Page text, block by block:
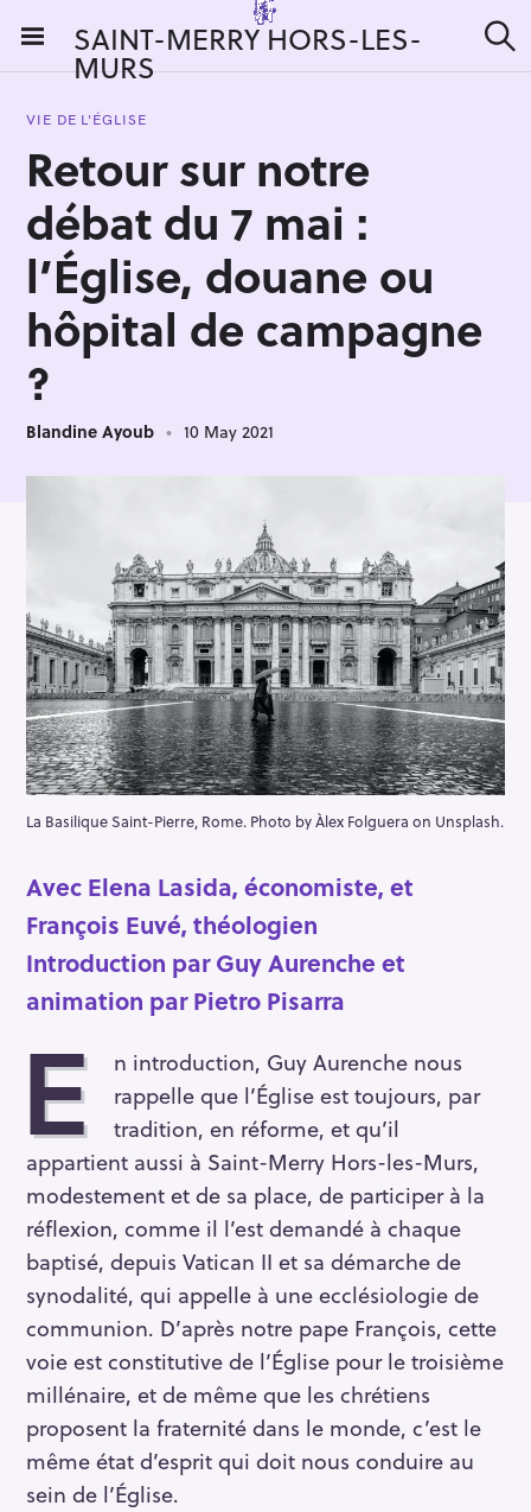
i
SAINT-MERRY HORS-LES-
MURS e
VIE DE L'ÉGLISE
Retour sur notre
débat du 7 mai :
l’Église, douane ou
hôpital de campagne
?
Blandine Ayoub 10 May 2021
La Basilique Saint-Pierre, Rome. Photo by Àlex Folguera on Unsplash.
Avec Elena Lasida, économiste, et
François Euvé, théologien
Introduction par Guy Aurenche et
animation par Pietro Pisarra
E
n introduction, Guy Aurenche nous
rappelle que l’Église est toujours, par
tradition, en réforme, et qu’il
appartient aussi à Saint-Merry Hors-les-Murs,
modestement et de sa place, de participer à la
réflexion, comme il l’est demandé à chaque
baptisé, depuis Vatican II et sa démarche de
synodalité, qui appelle à une ecclésiologie de
communion. D’après notre pape François, cette
voie est constitutive de l’Église pour le troisième
millénaire, et de même que les chrétiens
proposent la fraternité dans le monde, c’est le
même état d’esprit qui doit nous conduire au
sein de l’Église.